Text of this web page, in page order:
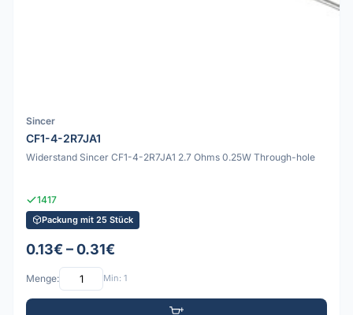
Sincer
CF1-4-2R7JA1
Widerstand Sincer CF1-4-2R7JA1 2.7 Ohms 0.25W Through-hole
1417
Packung mit 25 Stück
0.13€ – 0.31€
Menge: Min: 1